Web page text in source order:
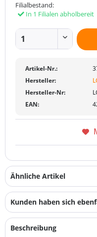
Filialbestand:
In 1 Filialen abholbereit
Artikel-Nr.:
Hersteller:
Hersteller-Nr:
EAN:
Ähnliche Artikel
Kunden haben sich
Beschreibung